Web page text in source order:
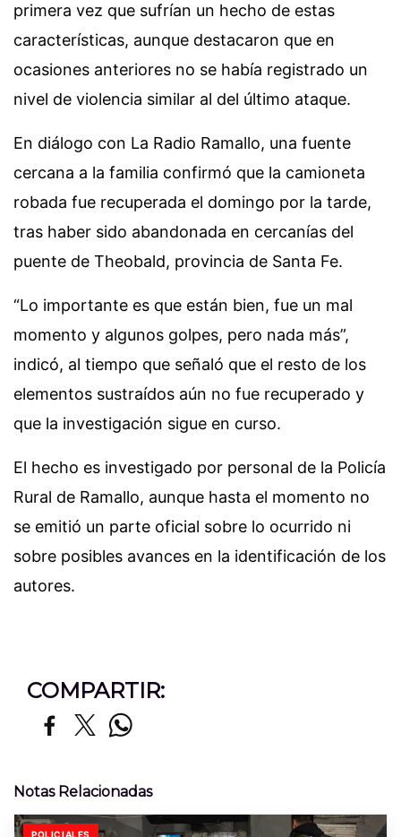
primera vez que sufrían un hecho de estas
características, aunque destacaron que en
ocasiones anteriores no se había registrado un
nivel de violencia similar al del último ataque.
En diálogo con La Radio Ramallo, una fuente
cercana a la familia confirmó que la camioneta
robada fue recuperada el domingo por la tarde,
tras haber sido abandonada en cercanías del
puente de Theobald, provincia de Santa Fe.
“Lo importante es que están bien, fue un mal
momento y algunos golpes, pero nada más”,
indicó, al tiempo que señaló que el resto de los
elementos sustraídos aún no fue recuperado y
que la investigación sigue en curso.
El hecho es investigado por personal de la Policía
Rural de Ramallo, aunque hasta el momento no
se emitió un parte oficial sobre lo ocurrido ni
sobre posibles avances en la identificación de los
autores.
COMPARTIR:
Notas Relacionadas
POLICIALES